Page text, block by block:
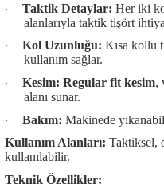
· Taktik Detaylar: Her iki
alanlarıyla taktik tişört
· Kol Uzunluğu: Kısa kollu
kullanım sağlar.
· Kesim: Regular fit kesim,
alanı sunar.
· Bakım: Makinede
Kullanım Alanları: Taktiksel,
kullanılabilir.
Teknik Özellikler: